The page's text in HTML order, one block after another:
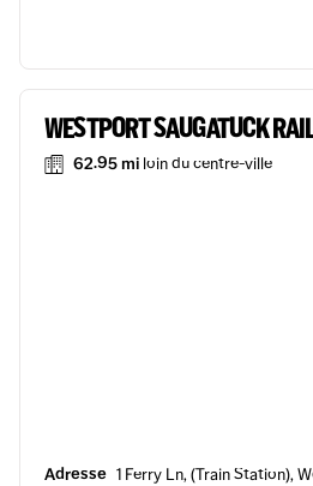
WESTPORT SAUGATUCK
62.95 mi loin du centre-ville
Adresse 1 Ferry Ln, (Train Station),